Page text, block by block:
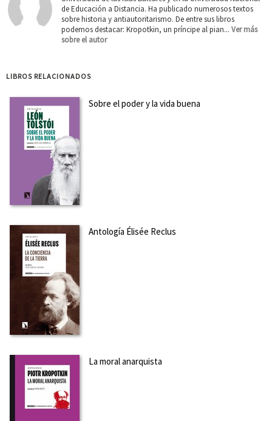
de Educación a Distancia. Ha publicado numerosos textos
sobre historia y antiautoritarismo. De entre sus libros
podemos destacar: Kropotkin, un príncipe al pian... Ver más
sobre el autor
LIBROS RELACIONADOS
Sobre el poder y la vida buena
Antología Élisée Reclus
La moral anarquista